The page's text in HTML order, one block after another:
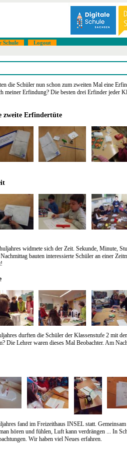
Schule Logout
die Schüler nun schon zum zweiten Mal eine
meiner Erfindung? Die besten drei Erfinder jeder
zweite Erfindertüte
widmete sich der Zeit. Sekunde, Minute,
bauten interessierte Schüler an einer
durften die Schüler der Klassenstufe 2 mit
Die Lehrer waren dieses Mal Beobachter. Am
fand im Freizeithaus INSEL statt.
hören und fühlen, Luft kann verdrängen ... In
Wir haben viel Neues erfahren.